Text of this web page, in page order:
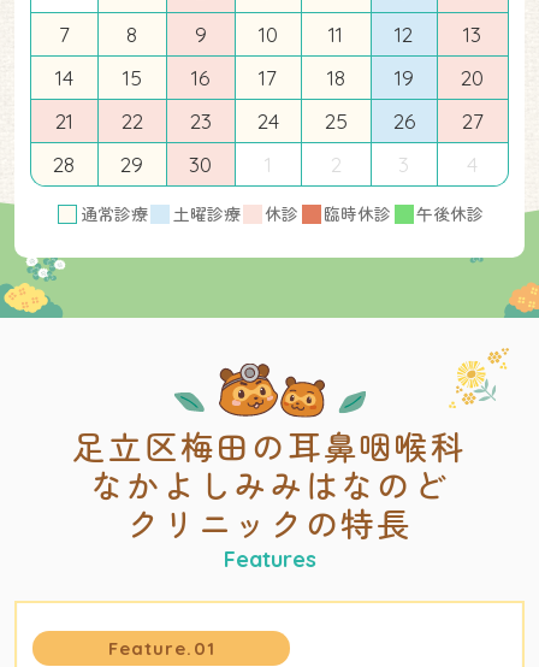
7
8 9 10 11 12
13
14
15 16 17 18 19
20
21
22 23 24 25 26
27
28
29 30 1 2 3 4
通常診療 土曜診療 休診 臨時休診 午後休診
足立区梅田の耳鼻咽喉科
なかよしみみはなのど
クリニックの特長
Feature.01